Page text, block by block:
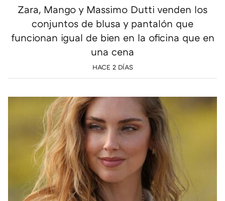
Zara, Mango y Massimo Dutti venden los
conjuntos de blusa y pantalón que
funcionan igual de bien en la oficina que en
una cena
HACE 2 DÍAS